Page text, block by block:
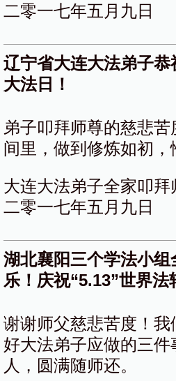
二零一七年五月九日
辽宁省大连大法弟子
大法日！
弟子叩拜师尊的慈悲
间里，做到修炼如初
大连大法弟子全家叩拜
二零一七年五月九日
湖北襄阳三个学法小
乐！庆祝“5.13”世界法
谢谢师父慈悲苦度！
好大法弟子应做的三
人，圆满随师还。